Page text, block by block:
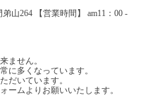
山264 【営業時間】 am11：00 -
ません。
に多くなっています。
だいています。
ムよりお願いいたします。